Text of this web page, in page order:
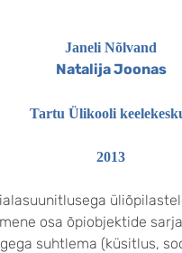
Janeli Nõlvand
Natalija Joonas
Tartu Ülikooli
2013
osa õpiobjektide
suhtlema (küsitlus,